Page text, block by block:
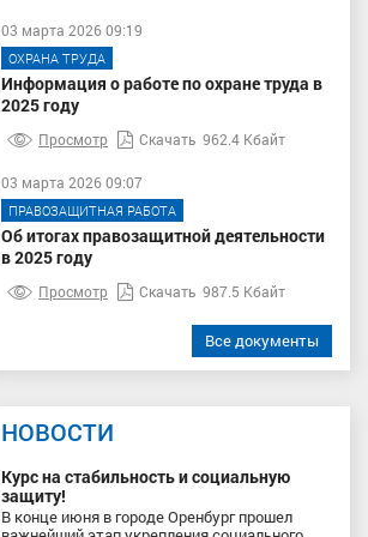
03 марта 2026 09:19
ОХРАНА ТРУДА
Информация о работе по охране труда в
2025 году
Просмотр Скачать 962.4 Кбайт
03 марта 2026 09:07
ПРАВОЗАЩИТНАЯ РАБОТА
Об итогах правозащитной деятельности
в 2025 году
Просмотр Скачать 987.5 Кбайт
Все документы
НОВОСТИ
Курс на стабильность и социальную
защиту!
В конце июня в городе Оренбург прошел